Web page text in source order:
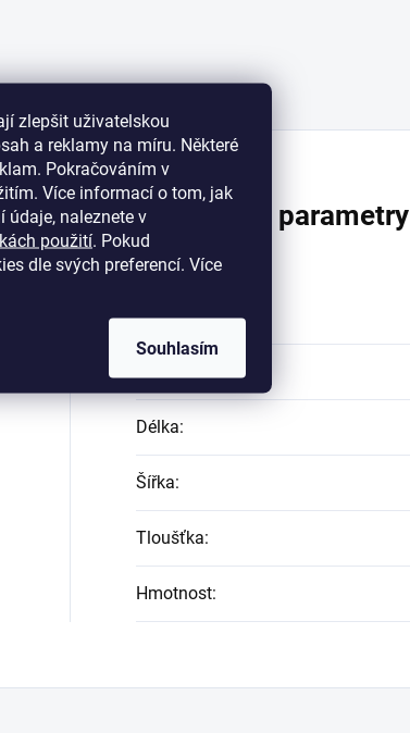
zlepšit uživatelskou
a reklamy na míru. Některé
Pokračováním v
Více informací o tom, jak
údaje, naleznete v
použití. Pokud
dle svých preferencí. Více
Souhlasím
Doplňkové parametry
Kategorie:
Délka:
Šířka:
Tloušťka:
Hmotnost: